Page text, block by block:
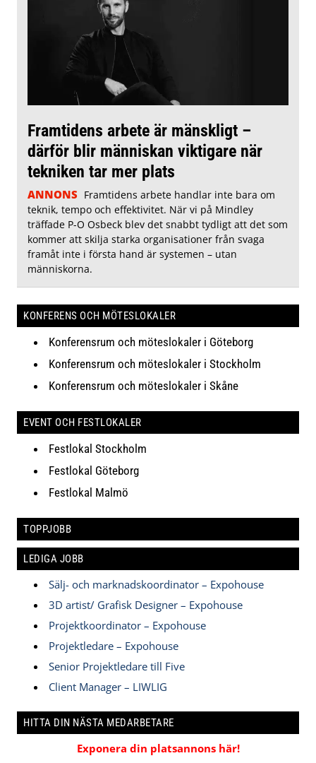
Framtidens arbete är mänskligt –
därför blir människan viktigare när
tekniken tar mer plats
ANNONS Framtidens arbete handlar inte bara om
teknik, tempo och effektivitet. När vi på Mindley
träffade P-O Osbeck blev det snabbt tydligt att det som
kommer att skilja starka organisationer från svaga
framåt inte i första hand är systemen – utan
människorna.
KONFERENS OCH MÖTESLOKALER
Konferensrum och möteslokaler i Göteborg
Konferensrum och möteslokaler i Stockholm
Konferensrum och möteslokaler i Skåne
EVENT OCH FESTLOKALER
Festlokal Stockholm
Festlokal Göteborg
Festlokal Malmö
TOPPJOBB
LEDIGA JOBB
Sälj- och marknadskoordinator – Expohouse
3D artist/ Grafisk Designer – Expohouse
Projektkoordinator – Expohouse
Projektledare – Expohouse
Senior Projektledare till Five
Client Manager – LIWLIG
HITTA DIN NÄSTA MEDARBETARE
Exponera din platsannons här!